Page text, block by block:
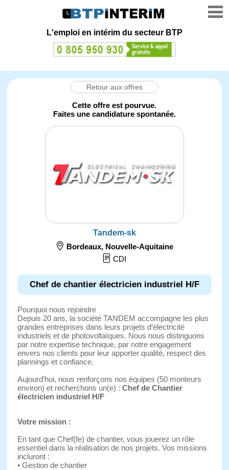
L'emploi en intérim du secteur BTP
Retour aux offres
Cette offre est pourvue.
Faites une candidature spontanée.
Tandem-sk
Bordeaux, Nouvelle-Aquitaine
CDI
Chef de chantier électricien industriel H/F
Pourquoi nous rejoindre
Depuis 20 ans, la société TANDEM accompagne les plus
grandes entreprises dans leurs projets d’électricité
industriels et de photovoltaïques. Nous nous distinguons
par notre expertise technique, par notre engagement
envers nos clients pour leur apporter qualité, respect des
plannings et confiance.
Aujourd’hui, nous renforçons nos équipes (50 monteurs
environ) et recherchons un(e) : Chef de Chantier
électricien industriel H/F
Votre mission :
En tant que Chef(fe) de chantier, vous jouerez un rôle
essentiel dans la réalisation de nos projets. Vos missions
incluront :
• Gestion de chantier